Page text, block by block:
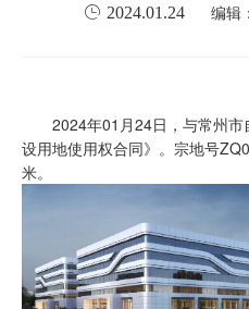
2024.01.24 编辑
2024年01月24日，与常州
设用地使用权合同》。宗地号
米。